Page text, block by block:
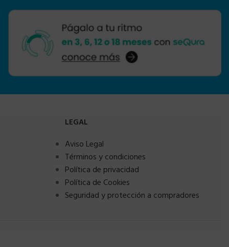
LEGAL
Aviso Legal
Términos y condiciones
Política de privacidad
Política de Cookies
Seguridad y protección a compradores